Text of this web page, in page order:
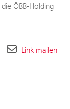
ÖBB-Holding
Link mailen